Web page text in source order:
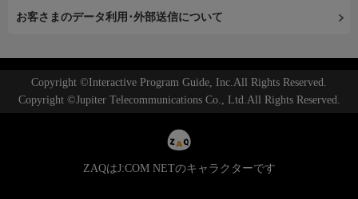
お客さまのデータ利用･外部送信について
Copyright ©Interactive Program Guide, Inc.All Rights Reserved.
Copyright ©Jupiter Telecommunications Co., Ltd.All Rights Reserved.
ZAQはJ:COM NETのキャラクターです